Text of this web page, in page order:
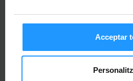
Acceptar
2018
2019RGPDUE /